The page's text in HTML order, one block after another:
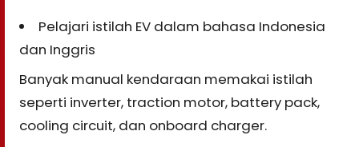
Pelajari istilah EV dalam bahasa Indonesia
dan Inggris
Banyak manual kendaraan memakai istilah
seperti inverter, traction motor, battery pack,
cooling circuit, dan onboard charger.